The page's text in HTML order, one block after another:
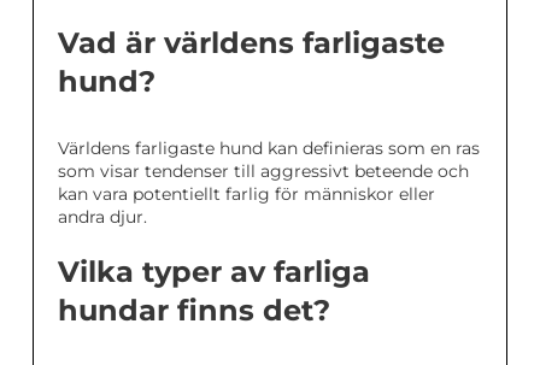
Vad är världens farligaste
hund?
Världens farligaste hund kan definieras som en ras
som visar tendenser till aggressivt beteende och
kan vara potentiellt farlig för människor eller
andra djur.
Vilka typer av farliga
hundar finns det?